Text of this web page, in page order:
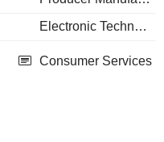
Electronic Technology
Consumer Services